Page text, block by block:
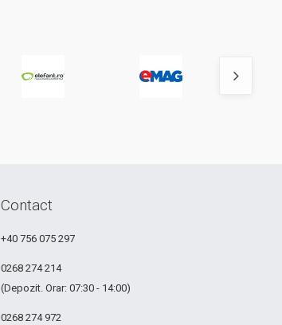
Contact
+40 756 075 297
0268 274 214
(Depozit. Orar: 07:30 - 14:00)
0268 274 972